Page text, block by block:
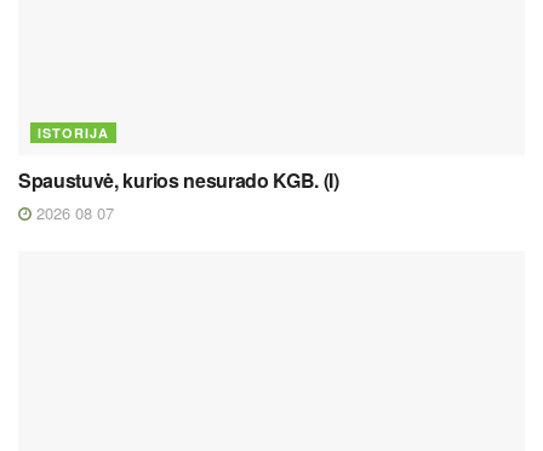
ISTORIJA
Spaustuvė, kurios nesurado KGB. (I)
2026 08 07